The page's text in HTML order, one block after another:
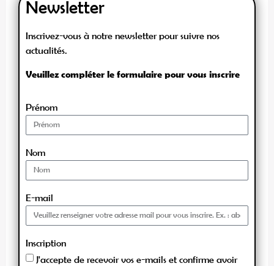
Newsletter
Inscrivez-vous à notre newsletter pour suivre nos
actualités.
Veuillez compléter le formulaire pour vous inscrire
Prénom
Nom
E-mail
Inscription
J'accepte de recevoir vos e-mails et confirme avoir